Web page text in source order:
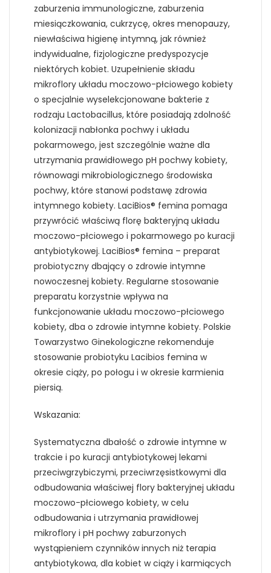
zaburzenia immunologiczne, zaburzenia
miesiączkowania, cukrzycę, okres menopauzy,
niewłaściwa higienę intymną, jak również
indywidualne, fizjologiczne predyspozycje
niektórych kobiet. Uzupełnienie składu
mikroflory układu moczowo-płciowego kobiety
o specjalnie wyselekcjonowane bakterie z
rodzaju Lactobacillus, które posiadają zdolność
kolonizacji nabłonka pochwy i układu
pokarmowego, jest szczególnie ważne dla
utrzymania prawidłowego pH pochwy kobiety,
równowagi mikrobiologicznego środowiska
pochwy, które stanowi podstawę zdrowia
intymnego kobiety. LaciBios® femina pomaga
przywrócić właściwą florę bakteryjną układu
moczowo-płciowego i pokarmowego po kuracji
antybiotykowej. LaciBios® femina – preparat
probiotyczny dbający o zdrowie intymne
nowoczesnej kobiety. Regularne stosowanie
preparatu korzystnie wpływa na
funkcjonowanie układu moczowo-płciowego
kobiety, dba o zdrowie intymne kobiety. Polskie
Towarzystwo Ginekologiczne rekomenduje
stosowanie probiotyku Lacibios femina w
okresie ciąży, po połogu i w okresie karmienia
piersią.
Wskazania:
Systematyczna dbałość o zdrowie intymne w
trakcie i po kuracji antybiotykowej lekami
przeciwgrzybiczymi, przeciwrzęsistkowymi dla
odbudowania właściwej flory bakteryjnej układu
moczowo-płciowego kobiety, w celu
odbudowania i utrzymania prawidłowej
mikroflory i pH pochwy zaburzonych
wystąpieniem czynników innych niż terapia
antybiotykowa, dla kobiet w ciąży i karmiących